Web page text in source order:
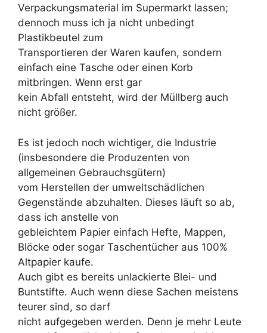
Verpackungsmaterial im Supermarkt lassen;
dennoch muss ich ja nicht unbedingt
Plastikbeutel zum
Transportieren der Waren kaufen, sondern
einfach eine Tasche oder einen Korb
mitbringen. Wenn erst gar
kein Abfall entsteht, wird der Müllberg auch
nicht größer.
Es ist jedoch noch wichtiger, die Industrie
(insbesondere die Produzenten von
allgemeinen Gebrauchsgütern)
vom Herstellen der umweltschädlichen
Gegenstände abzuhalten. Dieses läuft so ab,
dass ich anstelle von
gebleichtem Papier einfach Hefte, Mappen,
Blöcke oder sogar Taschentücher aus 100%
Altpapier kaufe.
Auch gibt es bereits unlackierte Blei- und
Buntstifte. Auch wenn diese Sachen meistens
teurer sind, so darf
nicht aufgegeben werden. Denn je mehr Leute